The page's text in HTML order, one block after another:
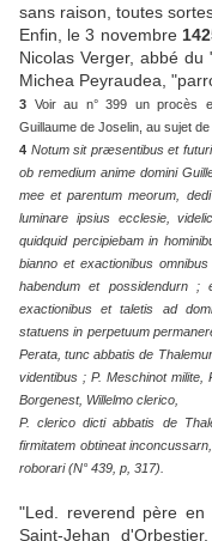
sans raison, toutes
Enfin, le 3 novembre
Nicolas Verger, abbé
Michea Peyraudea,
3 Voir au n° 399 un procès
Guillaume de Joselin, au sujet
4 Notum sit præsentibus et
ob remedium anime domini
mee et parentum meorum,
luminare ipsius ecclesie,
quidquid percipiebam in
bianno et exactionibus
habendum et possidendurn ;
exactionibus et taletis ad
statuens in perpetuum
Perata, tunc abbatis de
videntibus ; P. Meschinot
Borgenest, Willelmo clerico,
P. clerico dicti abbatis de
firmitatem obtineat
roborari (N° 439, p, 317).
"Led. reverend père
Saint-Jehan